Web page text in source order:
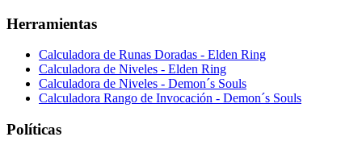
Herramientas
Calculadora de Runas Doradas - Elden Ring
Calculadora de Niveles - Elden Ring
Calculadora de Niveles - Demon´s Souls
Calculadora Rango de Invocación - Demon´s Souls
Políticas